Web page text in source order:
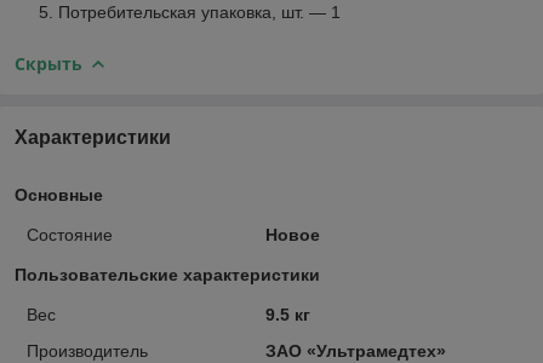
Потребительская упаковка, шт. — 1
Скрыть
Характеристики
Основные
Состояние Новое
Пользовательские характеристики
Вес
9.5 кг
Производитель
ЗАО «Ультрамедтех»